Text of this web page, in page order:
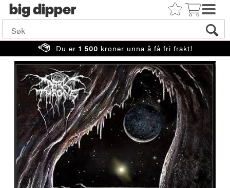
big
Du er 1 500 kroner unna å få fri frakt!